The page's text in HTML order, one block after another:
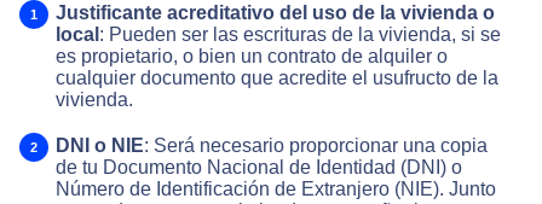
Justificante acreditativo del uso de la vivienda o
local : Pueden ser las escrituras de la vivienda, si se
es propietario, o bien un contrato de alquiler o
cualquier documento que acredite el usufructo de la
vivienda.
DNI o NIE: Será necesario proporcionar una copia
de tu Documento Nacional de Identidad (DNI) o
Número de Identificación de Extranjero (NIE). Junto